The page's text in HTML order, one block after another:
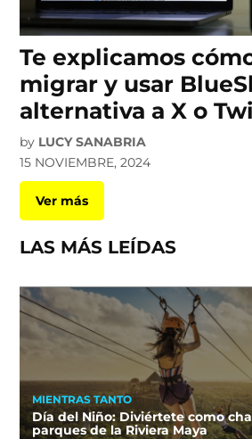
Te explicamos
migrar y usar
alternativa a X o
by LUCY SANABRIA
15 NOVIEMBRE, 2024
Ver más
LAS MÁS LEÍDAS
MIENTRAS TANTO
Día del Niño: Diviértete como
parques de la Riviera Maya